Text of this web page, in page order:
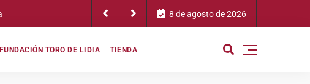
Juan Bazaga: «Son dos novilleros que nos van a dejar una semifinal para
8 de agosto de 2026
FUNDACIÓN TORO DE LIDIA TIENDA